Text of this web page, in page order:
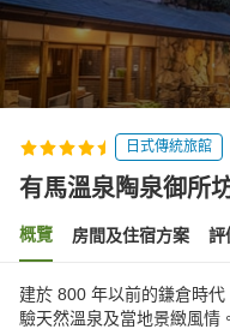
日式傳統旅館
有馬溫泉陶泉御所
概覽 房間及住宿方案 評
建於 800 年以前的鎌倉時
驗天然溫泉及當地景緻風情。